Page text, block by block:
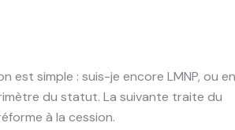
simple : suis-je encore LMNP, ou en
du statut. La suivante traite du
à la cession.